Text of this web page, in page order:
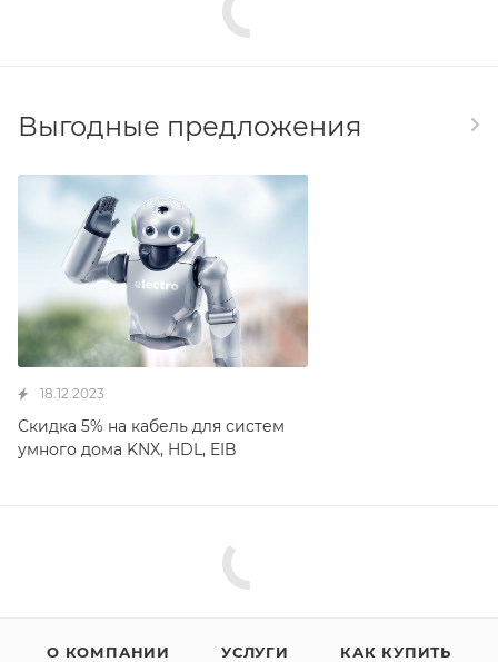
Выгодные предложения
18.12.2023
Скидка 5% на кабель для систем
умного дома KNX, HDL, EIB
О КОМПАНИИ УСЛУГИ КАК КУПИТЬ